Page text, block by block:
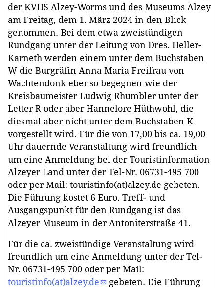
der KVHS Alzey-Worms und des Museums Alzey
am Freitag, dem 1. März 2024 in den Blick
genommen. Bei dem etwa zweistündigen
Rundgang unter der Leitung von Dres. Heller-
Karneth werden einem unter dem Buchstaben
W die Burgräfin Anna Maria Freifrau von
Wachtendonk ebenso begegnen wie der
Kreisbaumeister Ludwig Rhumbler unter der
Letter R oder aber Hannelore Hüthwohl, die
diesmal aber nicht unter dem Buchstaben K
vorgestellt wird. Für die von 17,00 bis ca. 19,00
Uhr dauernde Veranstaltung wird freundlich
um eine Anmeldung bei der Touristinformation
Alzeyer Land unter der Tel-Nr. 06731-495 700
oder per Mail: touristinfo(at)alzey.de gebeten.
Die Führung kostet 6 Euro. Treff- und
Ausgangspunkt für den Rundgang ist das
Alzeyer Museum in der Antoniterstraße 41.
Für die ca. zweistündige Veranstaltung wird
freundlich um eine Anmeldung unter der Tel-
Nr. 06731-495 700 oder per Mail:
touristinfo(at)alzey.de
gebeten. Die Führung